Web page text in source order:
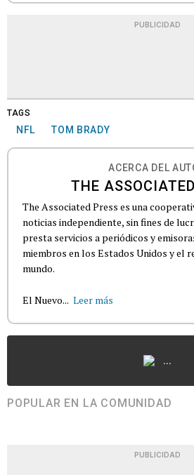
PUBLICIDAD
TAGS
NFL TOM BRADY
ACERCA DEL
THE
The Associated Press es una
noticias independiente, sin fines de
presta servicios a periódicos y
miembros en los Estados Unidos y el
mundo.
El Nuevo... Leer más
...
POPULAR EN LA COMUNIDAD
PUBLICIDAD